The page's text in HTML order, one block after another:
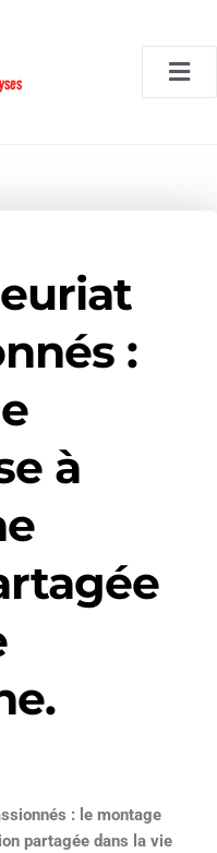
:
à
: le montage
partagée dans la vie